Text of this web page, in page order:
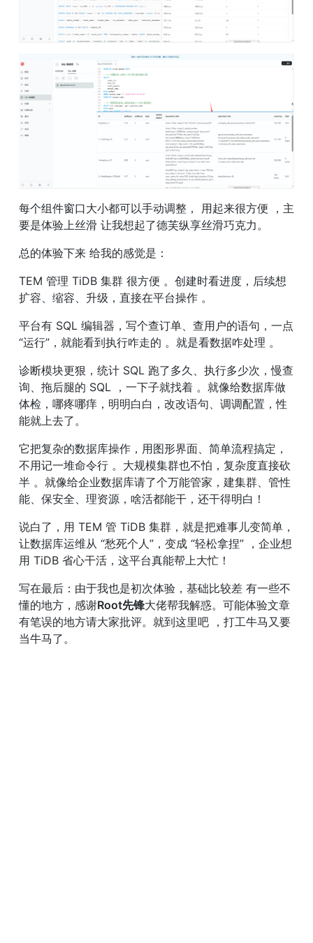
每个组件窗口大小都可以手动调整， 用起来很方便 ，主
要是体验上丝滑 让我想起了德芙纵享丝滑巧克力。
总的体验下来 给我的感觉是：
TEM 管理 TiDB 集群 很方便 。创建时看进度，后续想
扩容、缩容、升级，直接在平台操作 。
平台有 SQL 编辑器，写个查订单、查用户的语句，一点
“运行”，就能看到执行咋走的 。就是看数据咋处理 。
诊断模块更狠，统计 SQL 跑了多久、执行多少次，慢查
询、拖后腿的 SQL ，一下子就找着 。就像给数据库做
体检，哪疼哪痒，明明白白，改改语句、调调配置，性
能就上去了。
它把复杂的数据库操作，用图形界面、简单流程搞定，
不用记一堆命令行 。大规模集群也不怕，复杂度直接砍
半 。就像给企业数据库请了个万能管家，建集群、管性
能、保安全、理资源，啥活都能干，还干得明白！
说白了，用 TEM 管 TiDB 集群，就是把难事儿变简单，
让数据库运维从 “愁死个人”，变成 “轻松拿捏” ，企业想
用 TiDB 省心干活，这平台真能帮上大忙！
写在最后：由于我也是初次体验，基础比较差 有一些不
懂的地方，感谢Root先锋大佬帮我解惑。可能体验文章
有笔误的地方请大家批评。就到这里吧 ，打工牛马又要
当牛马了。